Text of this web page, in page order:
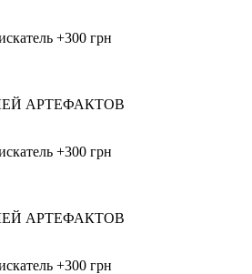
+300 грн
АРТЕФАКТОВ
+300 грн
АРТЕФАКТОВ
+300 грн